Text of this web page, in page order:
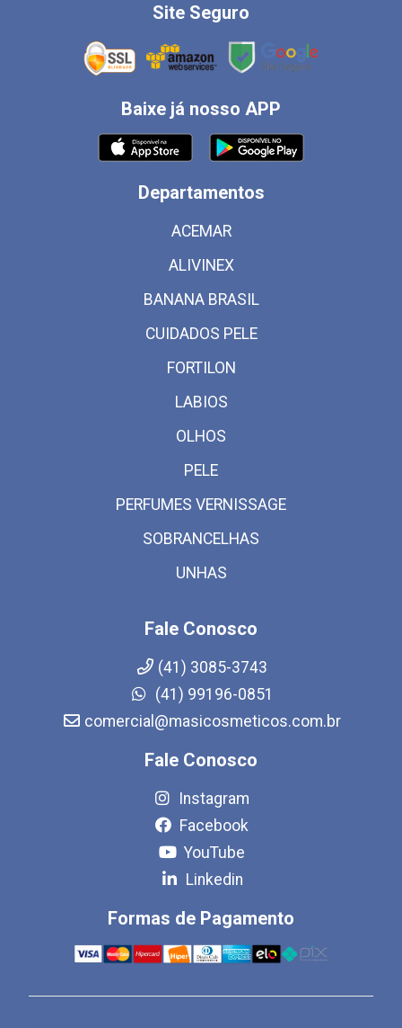
Site Seguro
Baixe já nosso APP
Departamentos
ACEMAR
ALIVINEX
BANANA BRASIL
CUIDADOS PELE
FORTILON
LABIOS
OLHOS
PELE
PERFUMES VERNISSAGE
SOBRANCELHAS
UNHAS
Fale Conosco
(41) 3085-3743
(41) 99196-0851
comercial@masicosmeticos.com.br
Fale Conosco
Instagram
Facebook
YouTube
Linkedin
Formas de Pagamento